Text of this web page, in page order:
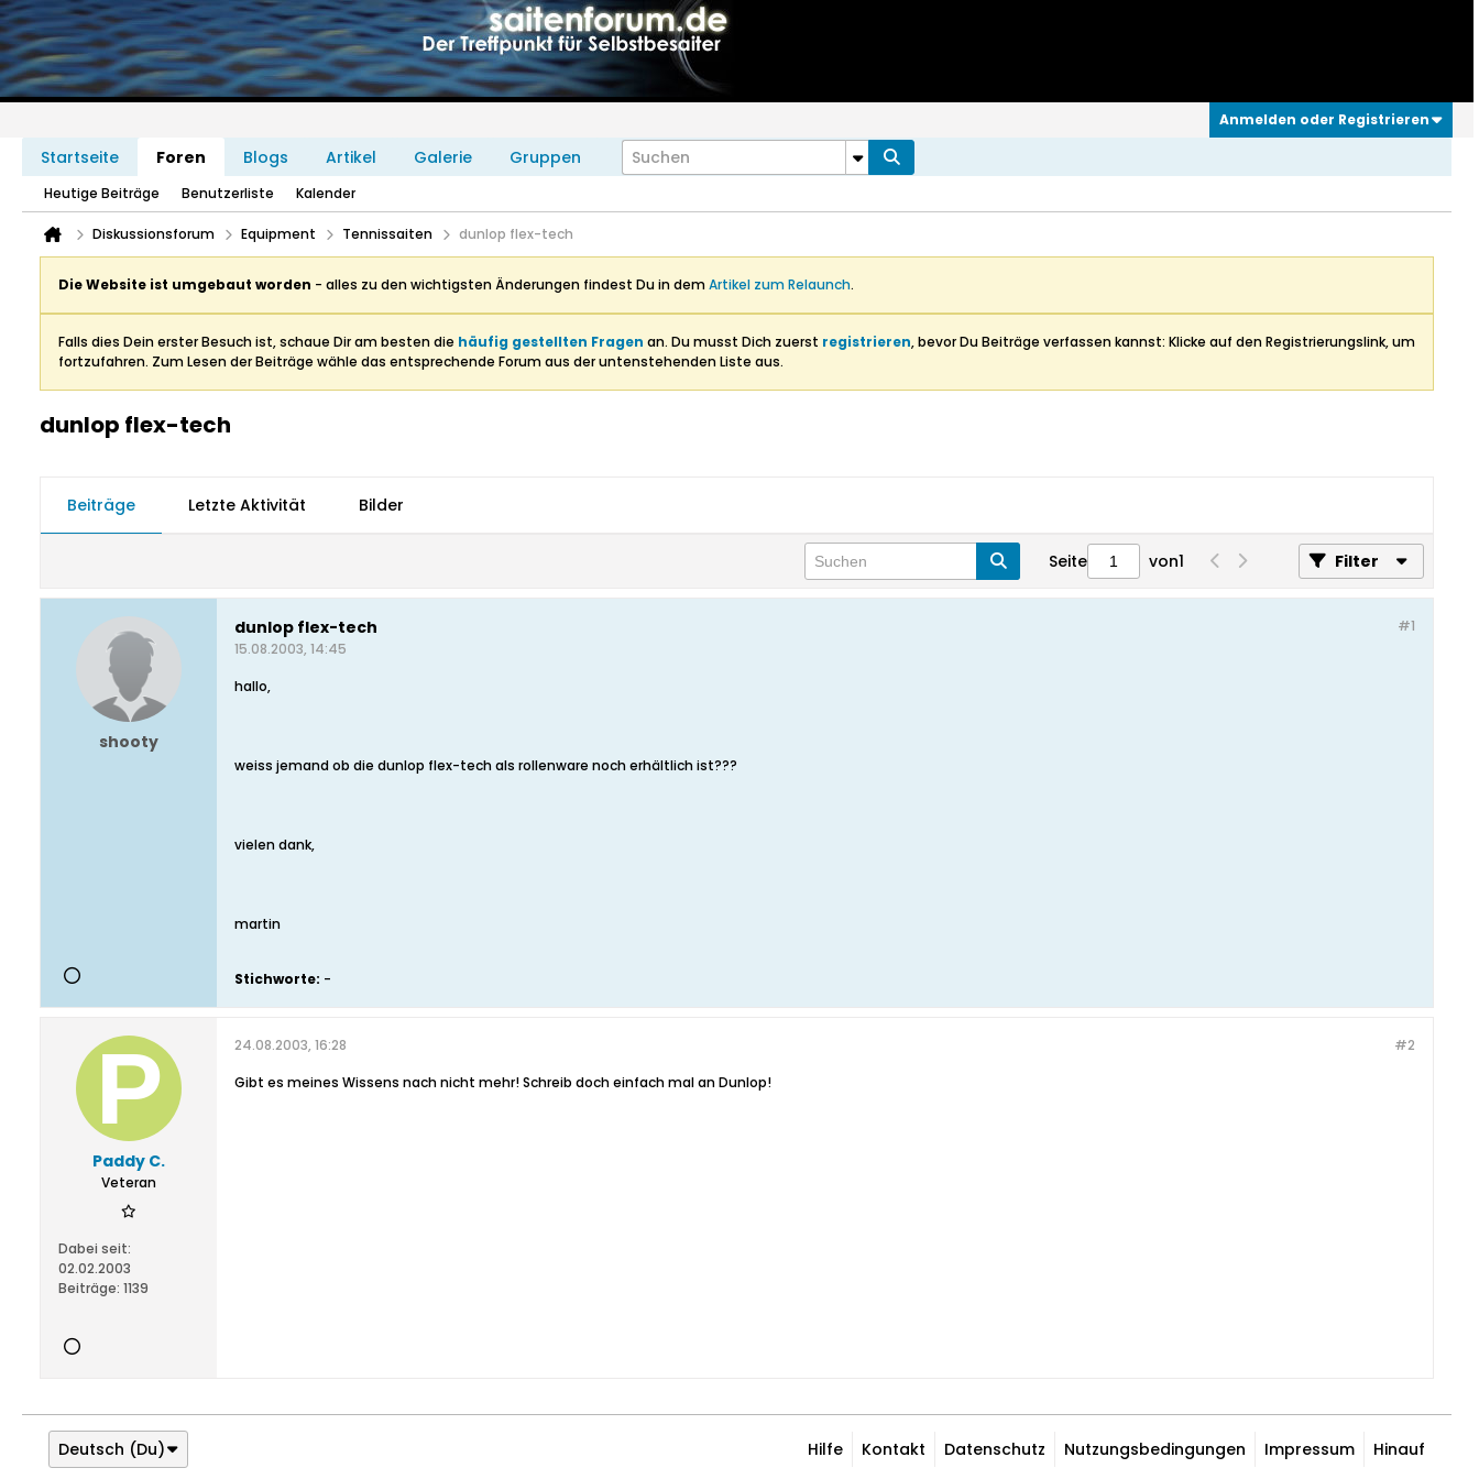
Anmelden oder Registrieren
Startseite Foren Blogs Artikel Galerie Gruppen
Heutige Beiträge Benutzerliste Kalender
Diskussionsforum Equipment Tennissaiten dunlop flex-tech
Die Website ist umgebaut worden - alles zu den wichtigsten Änderungen findest Du in demArtikel zum Relaunch.
Falls dies Dein erster Besuch ist, schaue Dir am besten die häufig gestellten Fragen an. Du musst Dich zuerst registrieren, bevor Du Beiträge verfassen kannst: Klicke auf den Registrierungslink, um
fortzufahren. Zum Lesen der Beiträge wähle das entsprechende Forum aus der untenstehenden Liste aus.
dunlop flex-tech
Beiträge Letzte Aktivität Bilder
Seite von1 Filter
shooty
#1
dunlop flex-tech
15.08.2003, 14:45
hallo,
weiss jemand ob die dunlop flex-tech als rollenware noch erhältlich ist???
vielen dank,
martin
Stichworte: -
Paddy C.
Veteran
Dabei seit:
02.02.2003
Beiträge: 1139
#2
24.08.2003, 16:28
Gibt es meines Wissens nach nicht mehr! Schreib doch einfach mal an Dunlop!
Deutsch (Du) Hilfe Kontakt Datenschutz Nutzungsbedingungen Impressum Hinauf